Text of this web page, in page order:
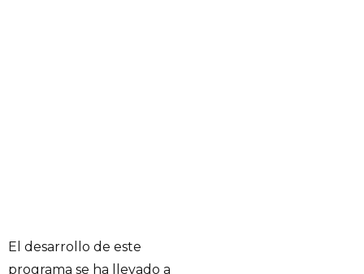
El desarrollo de este
programa se ha llevado a